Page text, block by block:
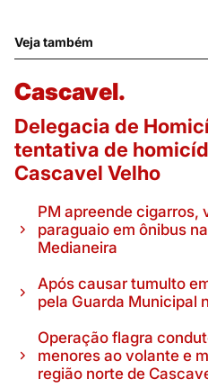
Veja também
Cascavel.
Delegacia de
tentativa de
Cascavel Velho
PM apreende cigarros,
paraguaio em ônibus
Medianeira
Após causar tumulto
pela Guarda Municipal
Operação flagra
menores ao volante e
região norte de